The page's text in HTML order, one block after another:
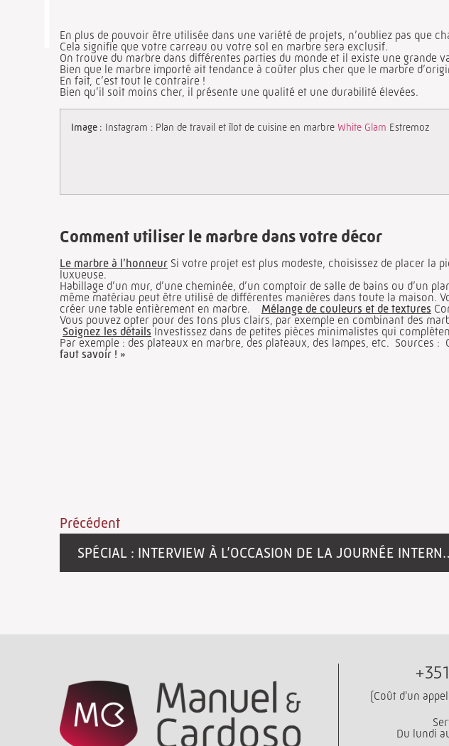
En plus de pouvoir être utilisée dans une variété de projets, n’oubliez pas que
Cela signifie que votre carreau ou votre sol en marbre sera exclusif.
On trouve du marbre dans différentes parties du monde et il existe une grande
Bien que le marbre importé ait tendance à coûter plus cher que le marbre
En fait, c’est tout le contraire !
Bien qu’il soit moins cher, il présente une qualité et une durabilité élevées.
Image : Instagram : Plan de travail et îlot de cuisine en marbre White Glam Estremoz
Comment utiliser le marbre dans votre décor
Le marbre à l’honneur Si votre projet est plus modeste, choisissez de placer
luxueuse.
Habillage d’un mur, d’une cheminée, d’un comptoir de salle de bains ou
même matériau peut être utilisé de différentes manières dans toute la maison.
créer une table entièrement en marbre. Mélange de couleurs et de textures
Vous pouvez opter pour des tons plus clairs, par exemple en combinant des
Soignez les détailsInvestissez dans de petites pièces minimalistes qui
Par exemple : des plateaux en marbre, des plateaux, des lampes, etc. Sources :
faut savoir ! »
Précédent
SPÉCIAL : INTERVIEW À L’OCCASION DE LA JOURNÉE INTERNATIONALE DE LA FEMME – WOMEN IN STONE
(Coût d'un
Du lundi